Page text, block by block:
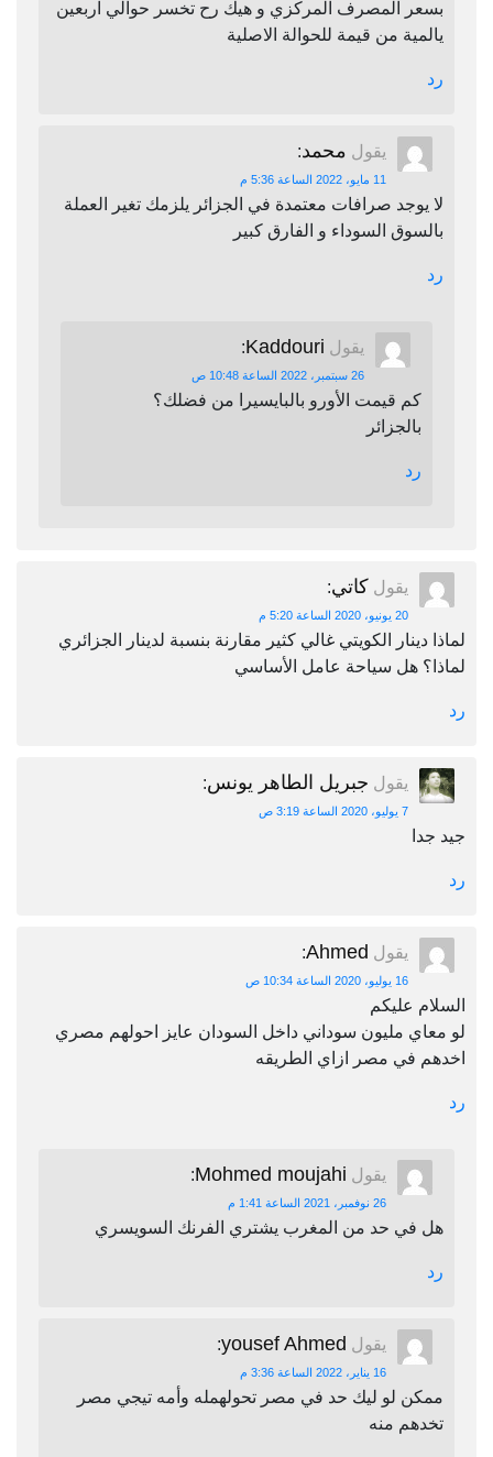
بسعر المصرف المركزي و هيك رح تخسر حوالي اربعين
يالمية من قيمة للحوالة الاصلية
رد
يقول محمد:
11 مايو، 2022 الساعة 5:36 م
لا يوجد صرافات معتمدة في الجزائر يلزمك تغير العملة
بالسوق السوداء و الفارق كبير
رد
يقول Kaddouri
:
26 سبتمبر، 2022 الساعة 10:48 ص
كم قيمت الأورو بالبايسيرا من فضلك؟
بالجزائر
رد
يقول كاتي:
20 يونيو، 2020 الساعة 5:20 م
لماذا دينار الكويتي غالي كثير مقارنة بنسبة لدينار الجزائري
لماذا؟ هل سياحة عامل الأساسي
رد
يقول جبريل الطاهر يونس:
7 يوليو، 2020 الساعة 3:19 ص
جيد جدا
رد
يقول Ahmed
:
16 يوليو، 2020 الساعة 10:34 ص
السلام عليكم
لو معاي مليون سوداني داخل السودان عايز احولهم مصري
اخدهم في مصر ازاي الطريقه
رد
يقول Mohmed moujahi
:
26 نوفمبر، 2021 الساعة 1:41 م
هل في حد من المغرب يشتري الفرنك السويسري
رد
يقول yousef Ahmed
:
16 يناير، 2022 الساعة 3:36 م
ممكن لو ليك حد في مصر تحولهمله وأمه تيجي مصر
تخدهم منه